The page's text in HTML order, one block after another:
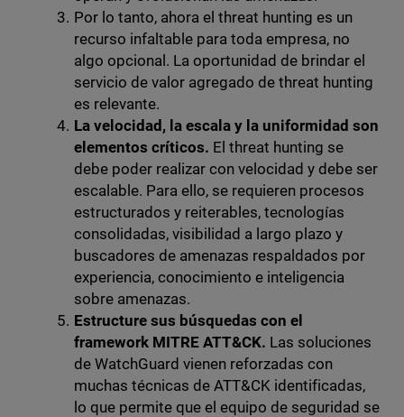
Por lo tanto, ahora el threat hunting es un
recurso infaltable para toda empresa, no
algo opcional. La oportunidad de brindar el
servicio de valor agregado de threat hunting
es relevante.
La velocidad, la escala y la uniformidad son
elementos críticos. El threat hunting se
debe poder realizar con velocidad y debe ser
escalable. Para ello, se requieren procesos
estructurados y reiterables, tecnologías
consolidadas, visibilidad a largo plazo y
buscadores de amenazas respaldados por
experiencia, conocimiento e inteligencia
sobre amenazas.
Estructure sus búsquedas con el
framework MITRE ATT&CK. Las soluciones
de WatchGuard vienen reforzadas con
muchas técnicas de ATT&CK identificadas,
lo que permite que el equipo de seguridad se